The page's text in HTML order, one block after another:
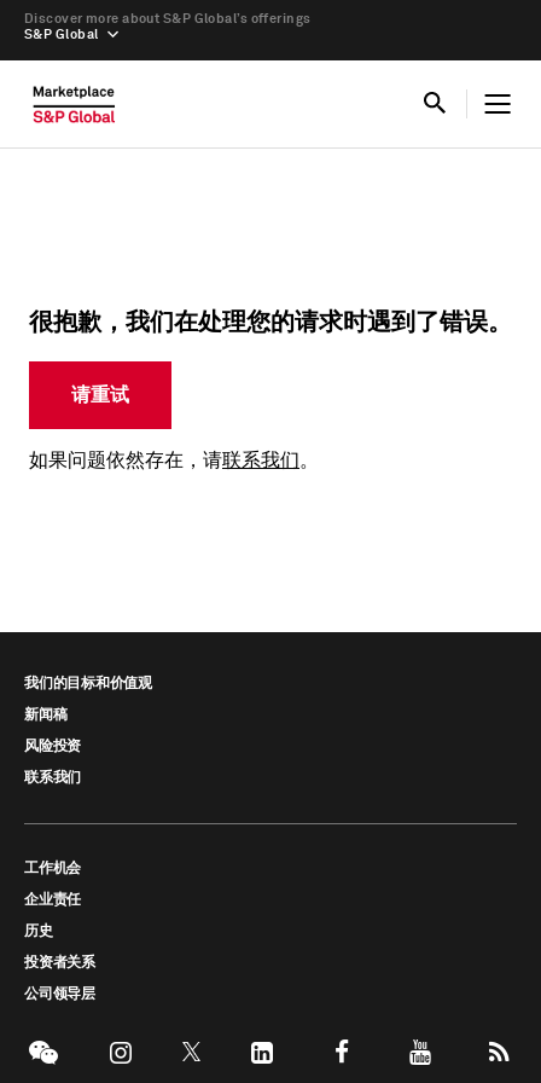
S&P Global
Discover more about S&P Global’s offerings
很抱歉，我们在处理您的请求时遇到了错误。
请重试
如果问题依然存在，请联系我们。
我们的目标和价值观
新闻稿
风险投资
联系我们
工作机会
企业责任
历史
投资者关系
公司领导层